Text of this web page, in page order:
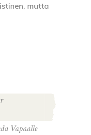
mutta
Vapaalle